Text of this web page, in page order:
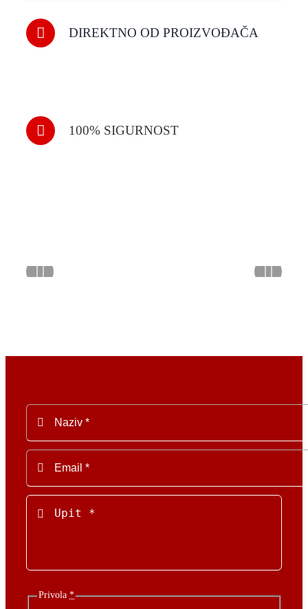
DIREKTNO OD PROIZVOĐAČA
100% SIGURNOST
Privola *